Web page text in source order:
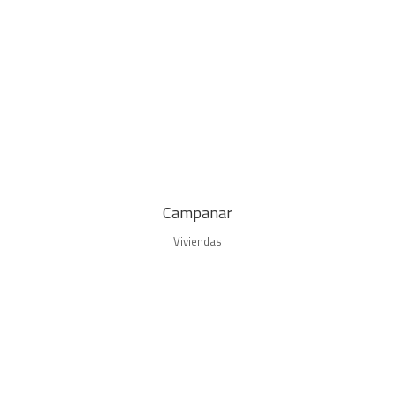
Campanar
Viviendas